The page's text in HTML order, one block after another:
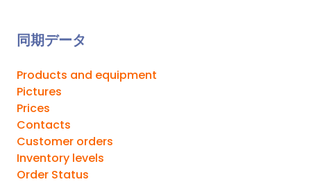
同期データ
Products and equipment
Pictures
Prices
Contacts
Customer orders
Inventory levels
Order Status